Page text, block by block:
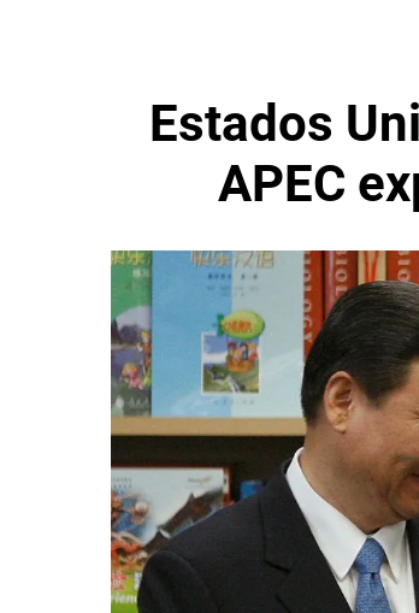
Estados
APEC